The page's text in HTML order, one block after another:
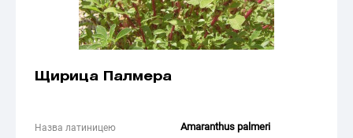
Щирица Палмера
Назва латиницею Amaranthus palmeri